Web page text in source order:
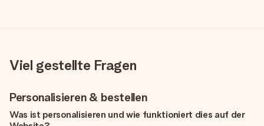
Viel gestellte Fragen
Personalisieren & bestellen
Was ist personalisieren und wie funktioniert dies auf der